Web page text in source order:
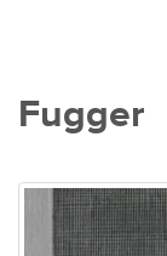
Fugger